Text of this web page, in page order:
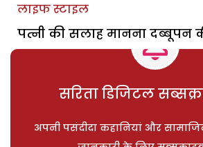
लाइफ स्टाइल
पत्नी की सलाह मानना दब्बूपन
सरिता डिजिटल
अपनी पसंदीदा कहानियां और